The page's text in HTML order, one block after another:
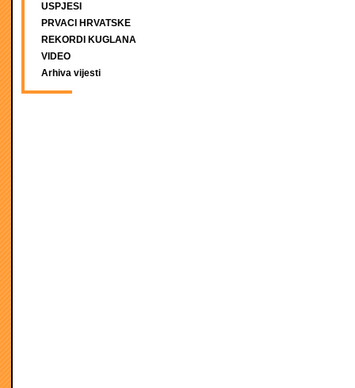
USPJESI
PRVACI HRVATSKE
REKORDI KUGLANA
VIDEO
Arhiva vijesti